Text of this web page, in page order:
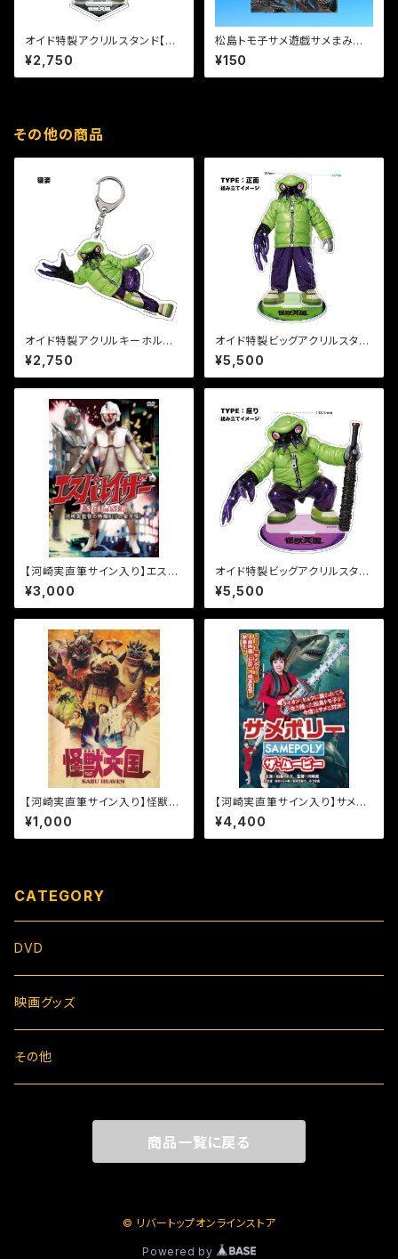
オイド特製アクリルスタンド【バ
ット】
¥2,750
松島トモ子サメ遊戯サメまみれ
ポストカード
¥150
その他の商品
オイド特製アクリルキーホルダ
ー【寝姿】
¥2,750
オイド特製ビッグアクリルスタン
ド【正面】
¥5,500
【河崎実直筆サイン入り】エスパ
レイザー［DVD］
¥3,000
オイド特製ビッグアクリルスタン
ド【座り】
¥5,500
【河崎実直筆サイン入り】怪獣天
国パンフレット
¥1,000
【河崎実直筆サイン入り】サメポ
リー ザ・ムービー [DVD]
¥4,400
CATEGORY
DVD
映画グッズ
その他
商品一覧に戻る
© リバートップオンラインストア
Powered by